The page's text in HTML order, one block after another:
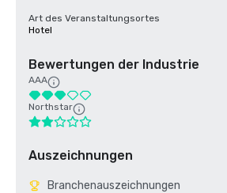
Art des Veranstaltungsortes
Hotel
Bewertungen der Industrie
AAA
Northstar
Auszeichnungen
Branchenauszeichnungen